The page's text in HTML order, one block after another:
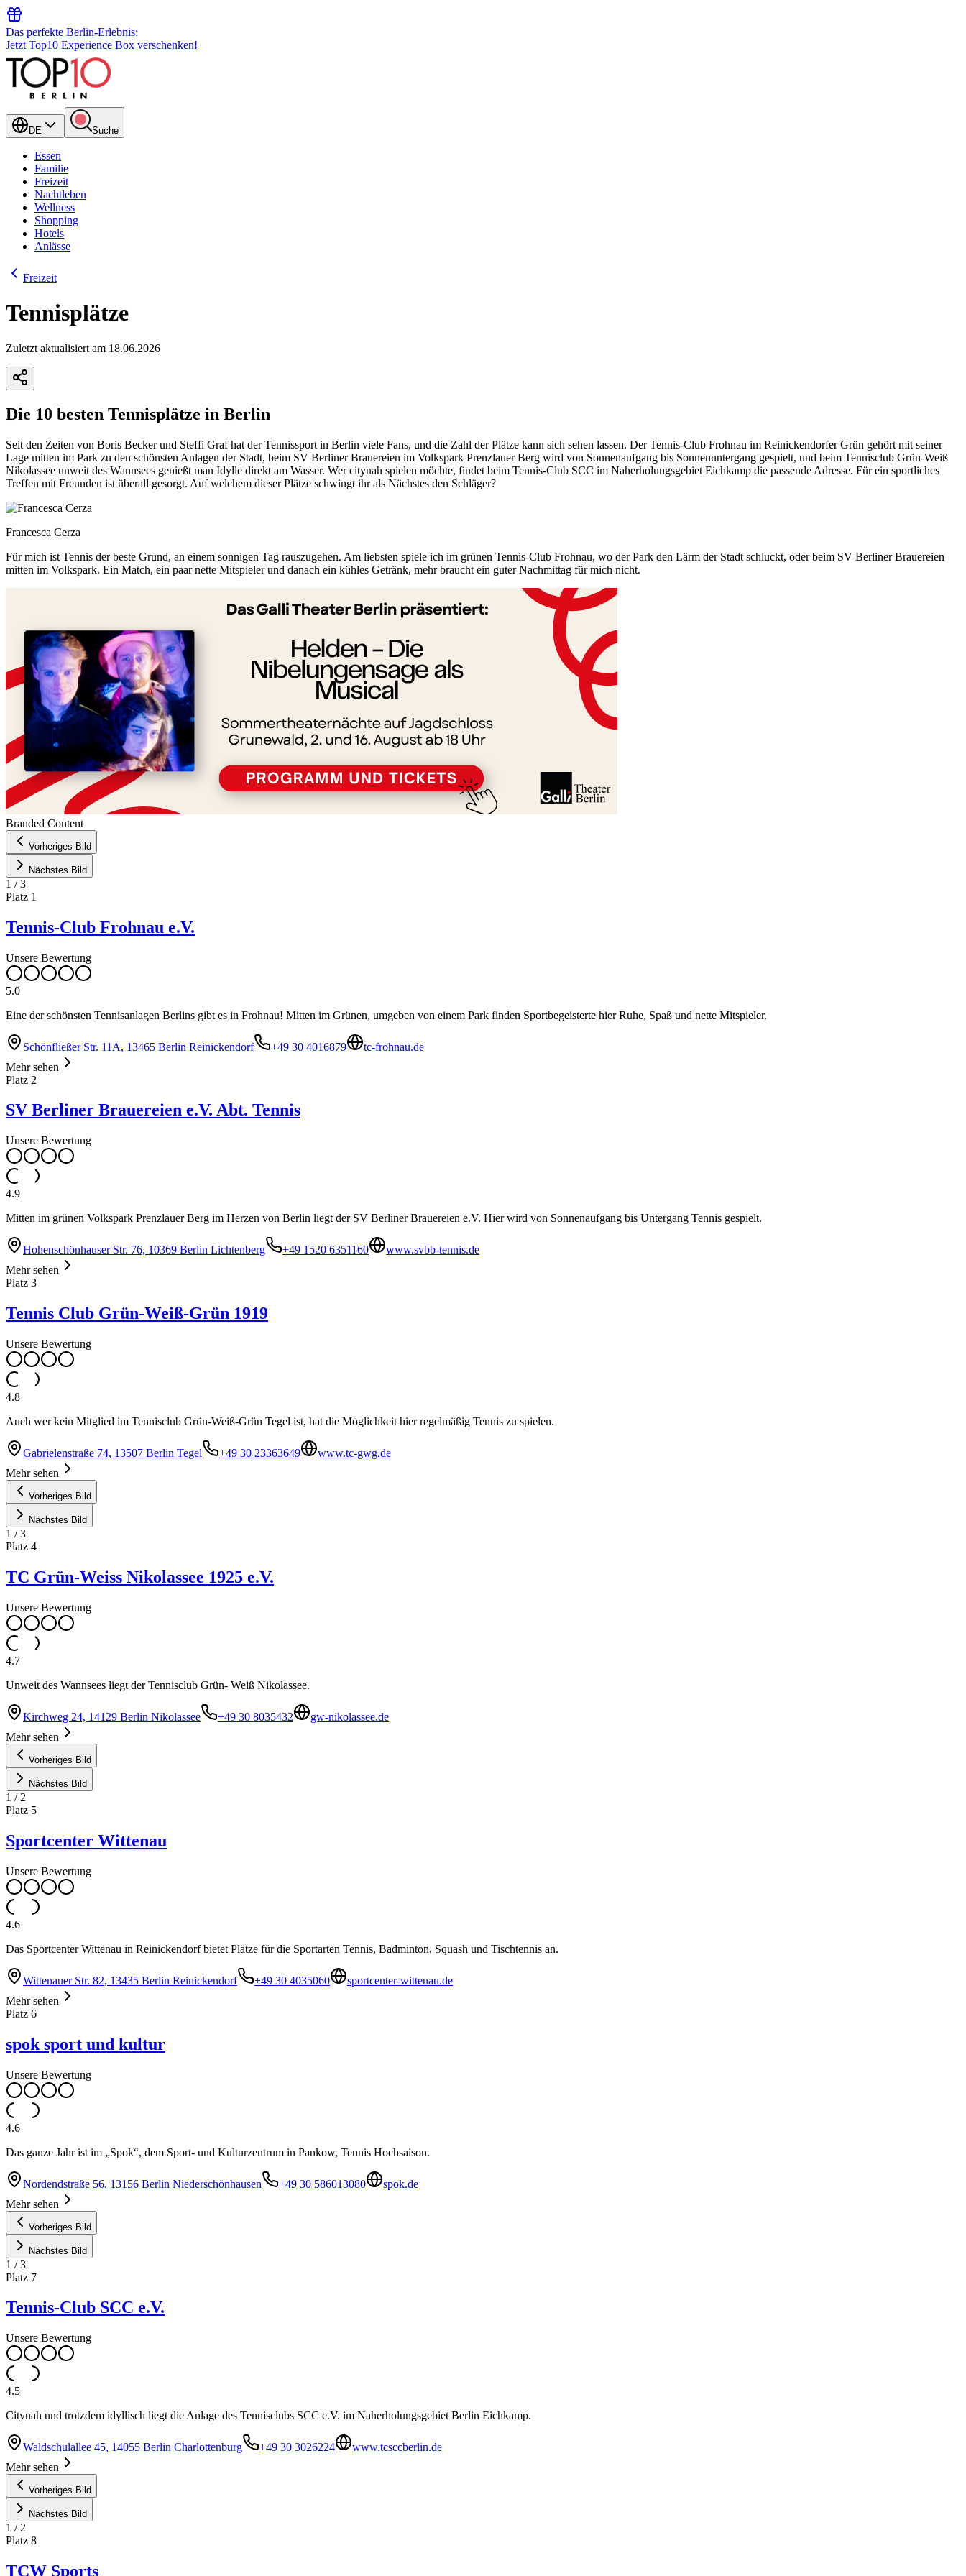
Das perfekte Berlin-Erlebnis:
Jetzt Top10 Experience Box verschenken!
DE Suche
Essen
Familie
Freizeit
Nachtleben
Wellness
Shopping
Hotels
Anlässe
Freizeit
Tennisplätze
Zuletzt aktualisiert am 18.06.2026
Die 10 besten Tennisplätze in Berlin
Seit den Zeiten von Boris Becker und Steffi Graf hat der Tennissport in Berlin viele Fans, und die Zahl der Plätze kann sich sehen lassen. Der Tennis-Club Frohnau im Reinickendorfer Grün gehört mit seiner
Lage mitten im Park zu den schönsten Anlagen der Stadt, beim SV Berliner Brauereien im Volkspark Prenzlauer Berg wird von Sonnenaufgang bis Sonnenuntergang gespielt, und beim Tennisclub Grün-Weiß
Nikolassee unweit des Wannsees genießt man Idylle direkt am Wasser. Wer citynah spielen möchte, findet beim Tennis-Club SCC im Naherholungsgebiet Eichkamp die passende Adresse. Für ein sportliches
Treffen mit Freunden ist überall gesorgt. Auf welchem dieser Plätze schwingt ihr als Nächstes den Schläger?
Francesca Cerza
Für mich ist Tennis der beste Grund, an einem sonnigen Tag rauszugehen. Am liebsten spiele ich im grünen Tennis-Club Frohnau, wo der Park den Lärm der Stadt schluckt, oder beim SV Berliner Brauereien
mitten im Volkspark. Ein Match, ein paar nette Mitspieler und danach ein kühles Getränk, mehr braucht ein guter Nachmittag für mich nicht.
−
Branded Content
Vorheriges Bild
Nächstes Bild
1 /3
Platz 1
Tennis-Club Frohnau e.V.
Unsere Bewertung
5.0
Eine der schönsten Tennisanlagen Berlins gibt es in Frohnau! Mitten im Grünen, umgeben von einem Park finden Sportbegeisterte hier Ruhe, Spaß und nette Mitspieler.
Schönfließer Str. 11A, 13465 Berlin Reinickendorf +49 30 4016879
tc-frohnau.de
Mehr sehen
Platz 2
SV Berliner Brauereien e.V. Abt. Tennis
Unsere Bewertung
4.9
Mitten im grünen Volkspark Prenzlauer Berg im Herzen von Berlin liegt der SV Berliner Brauereien e.V. Hier wird von Sonnenaufgang bis Untergang Tennis gespielt.
Hohenschönhauser Str. 76, 10369 Berlin Lichtenberg +49 1520 6351160
www.svbb-tennis.de
Mehr sehen
Platz 3
Tennis Club Grün-Weiß-Grün 1919
Unsere Bewertung
4.8
Auch wer kein Mitglied im Tennisclub Grün-Weiß-Grün Tegel ist, hat die Möglichkeit hier regelmäßig Tennis zu spielen.
Gabrielenstraße 74, 13507 Berlin Tegel +49 30 23363649
www.tc-gwg.de
Mehr sehen
Vorheriges Bild
Nächstes Bild
1 /3
Platz 4
TC Grün-Weiss Nikolassee 1925 e.V.
Unsere Bewertung
4.7
Unweit des Wannsees liegt der Tennisclub Grün- Weiß Nikolassee.
Kirchweg 24, 14129 Berlin Nikolassee +49 30 8035432
gw-nikolassee.de
Mehr sehen
Vorheriges Bild
Nächstes Bild
1 / 2
Platz 5
Sportcenter Wittenau
Unsere Bewertung
4.6
Das Sportcenter Wittenau in Reinickendorf bietet Plätze für die Sportarten Tennis, Badminton, Squash und Tischtennis an.
Wittenauer Str. 82, 13435 Berlin Reinickendorf +49 30 4035060
sportcenter-wittenau.de
Mehr sehen
Platz 6
spok sport und kultur
Unsere Bewertung
4.6
Das ganze Jahr ist im „Spok“, dem Sport- und Kulturzentrum in Pankow, Tennis Hochsaison.
Nordendstraße 56, 13156 Berlin Niederschönhausen +49 30 586013080
spok.de
Mehr sehen
Vorheriges Bild
Nächstes Bild
1 /3
Platz 7
Tennis-Club SCC e.V.
Unsere Bewertung
4.5
Citynah und trotzdem idyllisch liegt die Anlage des Tennisclubs SCC e.V. im Naherholungsgebiet Berlin Eichkamp.
Waldschulallee 45, 14055 Berlin Charlottenburg +49 30 3026224
www.tcsccberlin.de
Mehr sehen
Vorheriges Bild
Nächstes Bild
1 / 2
Platz 8
TCW Sports